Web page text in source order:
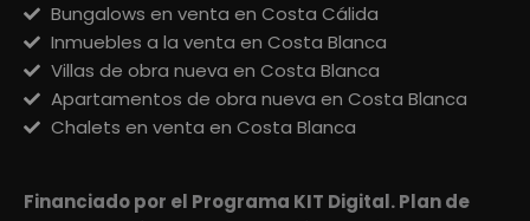
Bungalows en venta en Costa Cálida
Inmuebles a la venta en Costa Blanca
Villas de obra nueva en Costa Blanca
Apartamentos de obra nueva en Costa Blanca
Chalets en venta en Costa Blanca
Financiado por el Programa KIT Digital. Plan de